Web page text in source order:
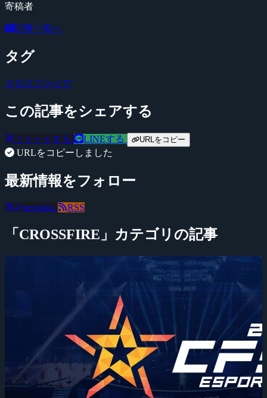
寄稿者
記事一覧へ
タグ
クロスファイア
この記事をシェアする
ツイートする LINEする URLをコピー
URLをコピーしました
最新情報をフォロー
@negitaku RSS
「CROSSFIRE」カテゴリの記事